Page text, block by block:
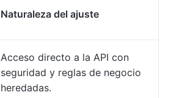
Naturaleza del ajuste
Acceso directo a la API con
seguridad y reglas de negocio
heredadas.